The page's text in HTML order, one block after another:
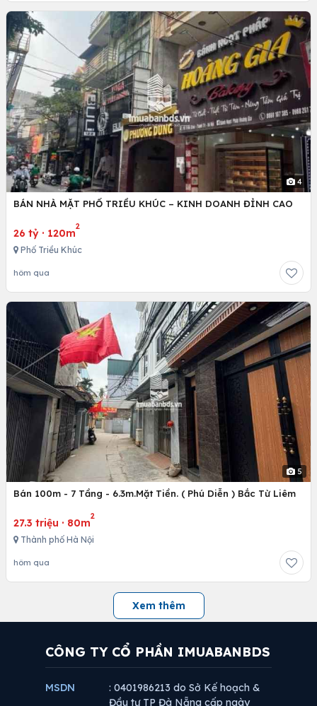
4
BÁN NHÀ MẶT PHỐ TRIỀU KHÚC – KINH DOANH ĐỈNH CAO
26 tỷ · 120m
2
Phố Triều Khúc
hôm qua
5
Bán 100m - 7 Tầng - 6.3m.Mặt Tiền. ( Phú Diễn ) Bắc Từ Liêm
27.3 triệu · 80m
2
Thành phố Hà Nội
hôm qua
Xem thêm
CÔNG TY CỔ PHẦN IMUABANBDS
MSDN
: 0401986213 do Sở Kế hoạch &
Đầu tư TP Đà Nẵng cấp ngày